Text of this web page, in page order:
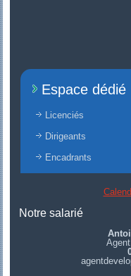
Espace dédié
Licenciés
Dirigeants
Encadrants
Notre salarié